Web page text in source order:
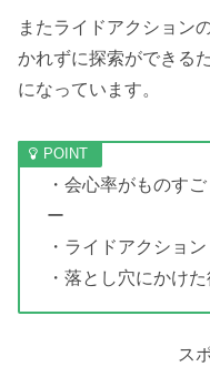
またライドアクション
かれずに探索ができる
になっています。
・会心率がものす
ー
・ライドアクショ
・落とし穴にかけ
ス